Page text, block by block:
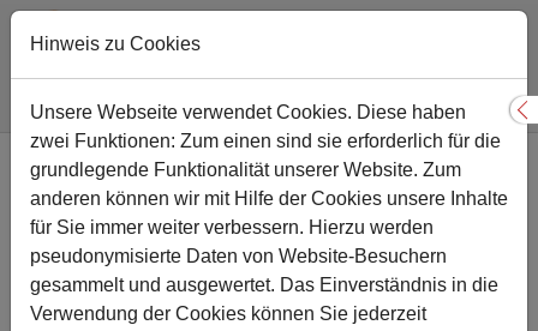
Zum Hauptinhalt springen
Sie sind hier:
Gesamtschule Aktuelles Artikel-Detailansicht
Die Zentralen Prüfungen für
den 10. Jahrgang beginnen
24.05.2025
Hinweis zu Cookies
Unsere Webseite verwendet Cookies. Diese haben
zwei Funktionen: Zum einen sind sie erforderlich für die
grundlegende Funktionalität unserer Website. Zum
anderen können wir mit Hilfe der Cookies unsere Inhalte
für Sie immer weiter verbessern. Hierzu werden
pseudonymisierte Daten von Website-Besuchern
gesammelt und ausgewertet. Das Einverständnis in die
Verwendung der Cookies können Sie jederzeit